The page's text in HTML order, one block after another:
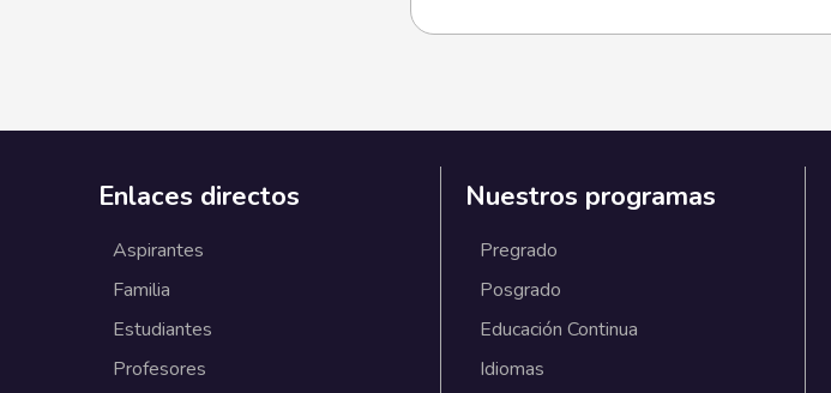
Enlaces directos
Aspirantes
Familia
Estudiantes
Profesores
Nuestros programas
Pregrado
Posgrado
Educación Continua
Idiomas